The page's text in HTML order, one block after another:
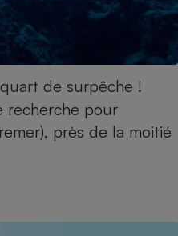
de surpêche !
recherche pour
près de la moitié